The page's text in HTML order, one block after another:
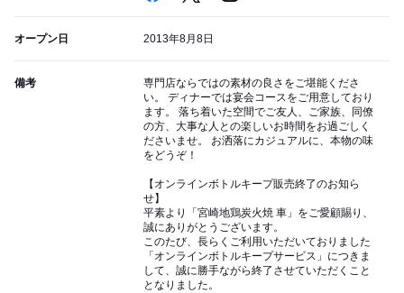
オープン日 2013年8月8日
備考
専門店ならではの素材の良さをご堪能くださ
い。 ディナーでは宴会コースをご用意しており
ます。 落ち着いた空間でご友人、ご家族、同僚
の方、大事な人との楽しいお時間をお過ごしく
ださいませ。 お洒落にカジュアルに、本物の味
をどうぞ！
【オンラインボトルキープ販売終了のお知ら
せ】
平素より「宮崎地鶏炭火焼 車」をご愛顧賜り、
誠にありがとうございます。
このたび、長らくご利用いただいておりました
「オンラインボトルキープサービス」につきま
して、誠に勝手ながら終了させていただくこと
となりました。